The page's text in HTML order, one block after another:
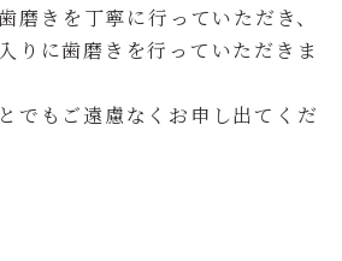
磨きを丁寧に行っていただき、
りに歯磨きを行っていただきま
でもご遠慮なくお申し出てくだ